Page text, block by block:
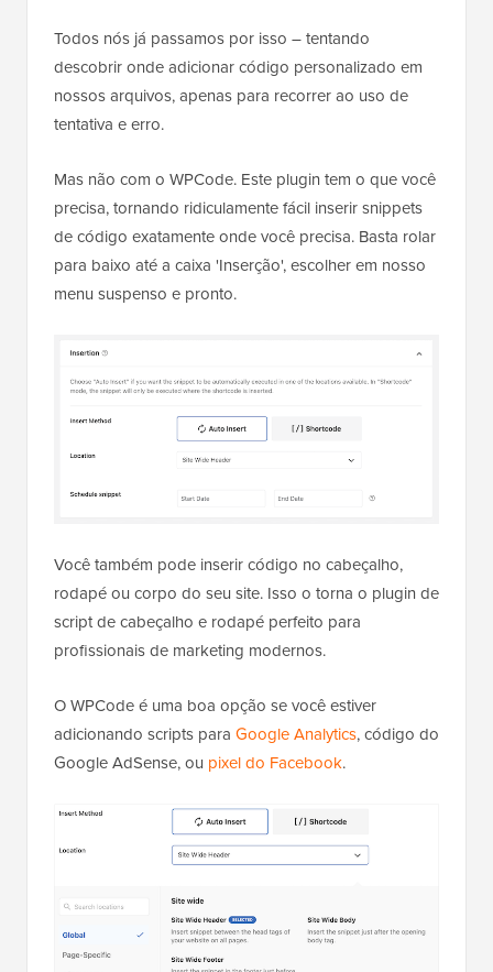
Todos nós já passamos por isso – tentando
descobrir onde adicionar código personalizado em
nossos arquivos, apenas para recorrer ao uso de
tentativa e erro.
Mas não com o WPCode. Este plugin tem o que você
precisa, tornando ridiculamente fácil inserir snippets
de código exatamente onde você precisa. Basta rolar
para baixo até a caixa 'Inserção', escolher em nosso
menu suspenso e pronto.
Você também pode inserir código no cabeçalho,
rodapé ou corpo do seu site. Isso o torna o plugin de
script de cabeçalho e rodapé perfeito para
profissionais de marketing modernos.
O WPCode é uma boa opção se você estiver
adicionando scripts para Google Analytics, código do
Google AdSense, ou pixel do Facebook.